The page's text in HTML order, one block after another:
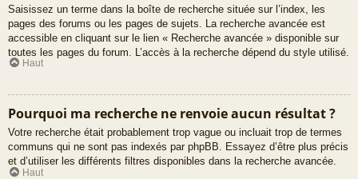
Saisissez un terme dans la boîte de recherche située sur l’index, les
pages des forums ou les pages de sujets. La recherche avancée est
accessible en cliquant sur le lien « Recherche avancée » disponible sur
toutes les pages du forum. L’accès à la recherche dépend du style utilisé.
Haut
Pourquoi ma recherche ne renvoie aucun résultat ?
Votre recherche était probablement trop vague ou incluait trop de termes
communs qui ne sont pas indexés par phpBB. Essayez d’être plus précis
et d’utiliser les différents filtres disponibles dans la recherche avancée.
Haut